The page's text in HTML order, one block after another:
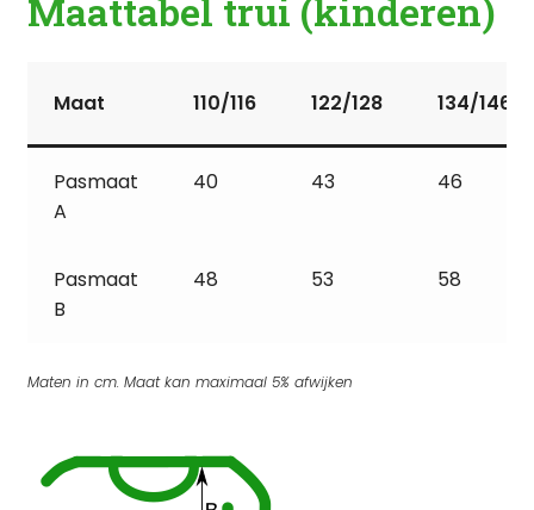
Maattabel trui (kinderen)
Maat 110/116 122/128 134/146
Pasmaat
A
40 43 46
Pasmaat
B
48 53 58
Maten in cm. Maat kan maximaal 5% afwijken